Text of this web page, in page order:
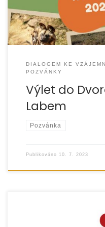
DIALOGEM KE
POZVÁNKY
Výlet do
Labem
Pozvánka
Publikováno 10. 7. 2023